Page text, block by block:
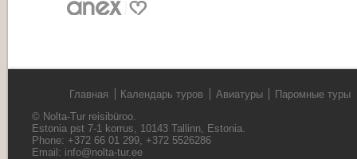
Главная Календарь туров Авиатуры
Паромные туры
© Nolta-Tur reisibüroo.
Estonia pst 7-1 korrus, 10143 Tallinn, Estonia.
Phone: +372 66 01 299, +372 5526286
Email: info@nolta-tur.ee